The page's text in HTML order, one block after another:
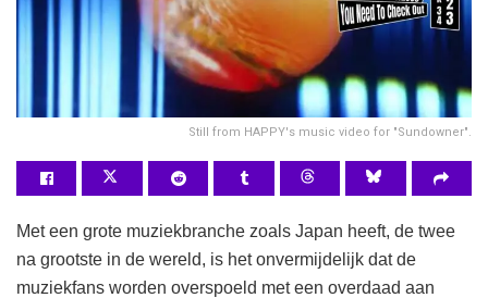
Still from HAPPY's music video for "Sundowner".
Met een grote muziekbranche zoals Japan heeft, de twee
na grootste in de wereld, is het onvermijdelijk dat de
muziekfans worden overspoeld met een overdaad aan